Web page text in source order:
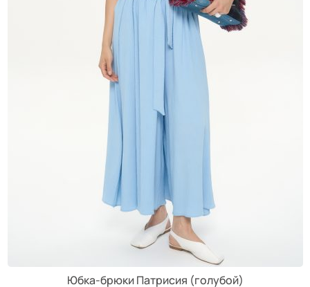
Юбка-брюки Патрисия (голубой)